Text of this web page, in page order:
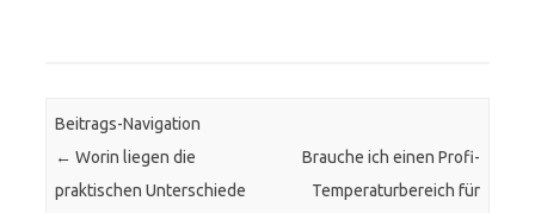
Beitrags-Navigation
← Worin liegen die
praktischen Unterschiede
Brauche ich einen Profi-
Temperaturbereich für